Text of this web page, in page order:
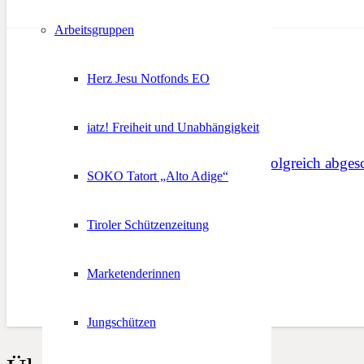
Arbeitsgruppen
Herz Jesu Notfonds EO
iatz! Freiheit und Unabhängigkeit
SOKO Tatort „Alto Adige“
Tiroler Schützenzeitung
Marketenderinnen
Jungschützen
20. Bundesschießen erfolgreich